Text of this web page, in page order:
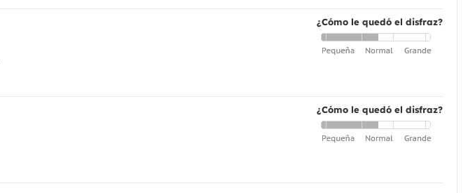
¿Cómo le quedó el disfraz?
¿Cómo le quedó el disfraz?